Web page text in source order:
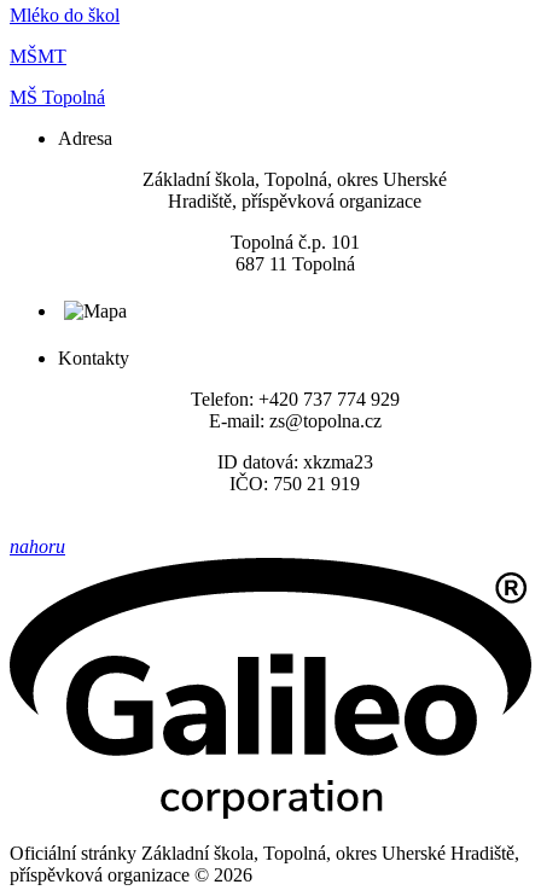
Mléko do škol
MŠMT
MŠ Topolná
Adresa
​Základní škola, Topolná, okres Uherské
Hradiště, příspěvková organizace
Topolná č.p. 101
687 11 Topolná
Kontakty
Telefon: +420 737 774 929
E-mail: zs@topolna.cz
ID datová: xkzma23
IČO: 750 21 919
nahoru
Oficiální stránky Základní škola, Topolná, okres Uherské Hradiště,
příspěvková organizace © 2026